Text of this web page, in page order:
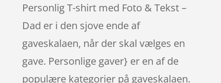
Personlig T-shirt med Foto & Tekst –
Dad er i den sjove ende af
gaveskalaen, når der skal vælges en
gave. Personlige gaver} er en af de
populære kategorier på gaveskalaen.